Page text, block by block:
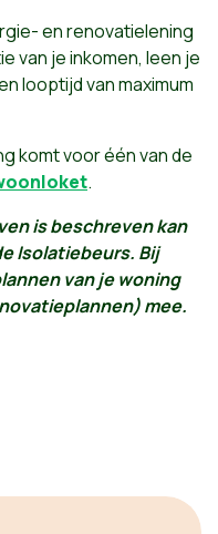
en renovatielening
van je inkomen, leen je
looptijd van maximum
komt voor één van de
.
is beschreven kan
Isolatiebeurs. Bij
van je woning
mee.